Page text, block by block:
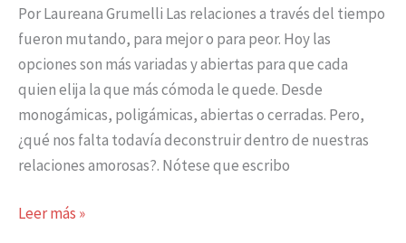
Por Laureana Grumelli Las relaciones a través del tiempo
fueron mutando, para mejor o para peor. Hoy las
opciones son más variadas y abiertas para que cada
quien elija la que más cómoda le quede. Desde
monogámicas, poligámicas, abiertas o cerradas. Pero,
¿qué nos falta todavía deconstruir dentro de nuestras
relaciones amorosas?. Nótese que escribo
Leer más »